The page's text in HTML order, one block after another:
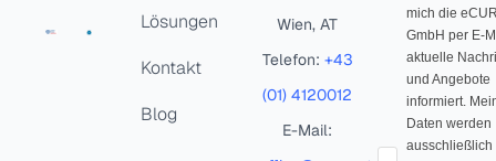
Lösungen
Kontakt
Blog
Wien, AT
Telefon: +43
(01) 4120012
E-Mail:
mich die
GmbH per E-
aktuelle
und Angebote
informiert.
Daten werden
ausschließlich